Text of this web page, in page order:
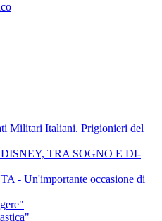
Militari Italiani. Prigionieri del
TRA SOGNO E DI-
- Un'importante occasione di